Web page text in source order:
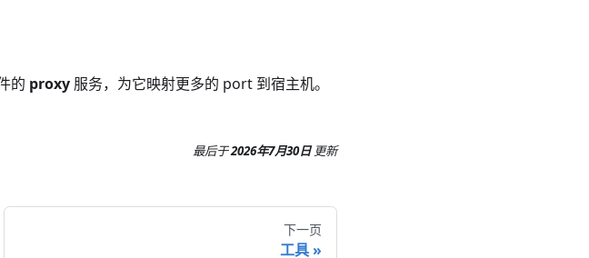
的 proxy 服务，为它映射更多的 port 到宿主机。
最后于2026年7月30日 更新
下一页
工具